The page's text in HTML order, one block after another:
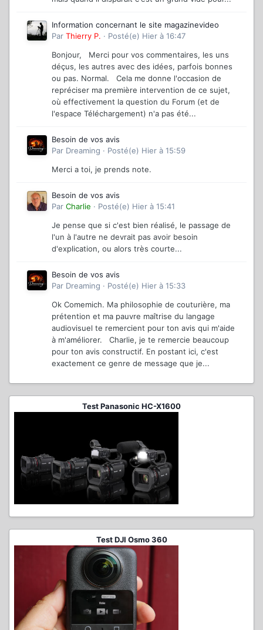
Information concernant le site magazinevideo
Par Thierry P. · Posté(e) Hier à 16:47
Bonjour, Merci pour vos commentaires, les uns
déçus, les autres avec des idées, parfois bonnes
ou pas. Normal. Cela me donne l'occasion de
repréciser ma première intervention de ce sujet,
où effectivement la question du Forum (et de
l'espace Téléchargement) n'a pas été...
Besoin de vos avis
Par Dreaming · Posté(e) Hier à 15:59
Merci a toi, je prends note.
Besoin de vos avis
Par Charlie · Posté(e) Hier à 15:41
Je pense que si c'est bien réalisé, le passage de
l'un à l'autre ne devrait pas avoir besoin
d'explication, ou alors très courte...
Besoin de vos avis
Par Dreaming · Posté(e) Hier à 15:33
Ok Comemich. Ma philosophie de couturière, ma
prétention et ma pauvre maîtrise du langage
audiovisuel te remercient pour ton avis qui m'aide
à m'améliorer. Charlie, je te remercie beaucoup
pour ton avis constructif. En postant ici, c'est
exactement ce genre de message que je...
Test Panasonic HC-X1600
Test DJI Osmo 360